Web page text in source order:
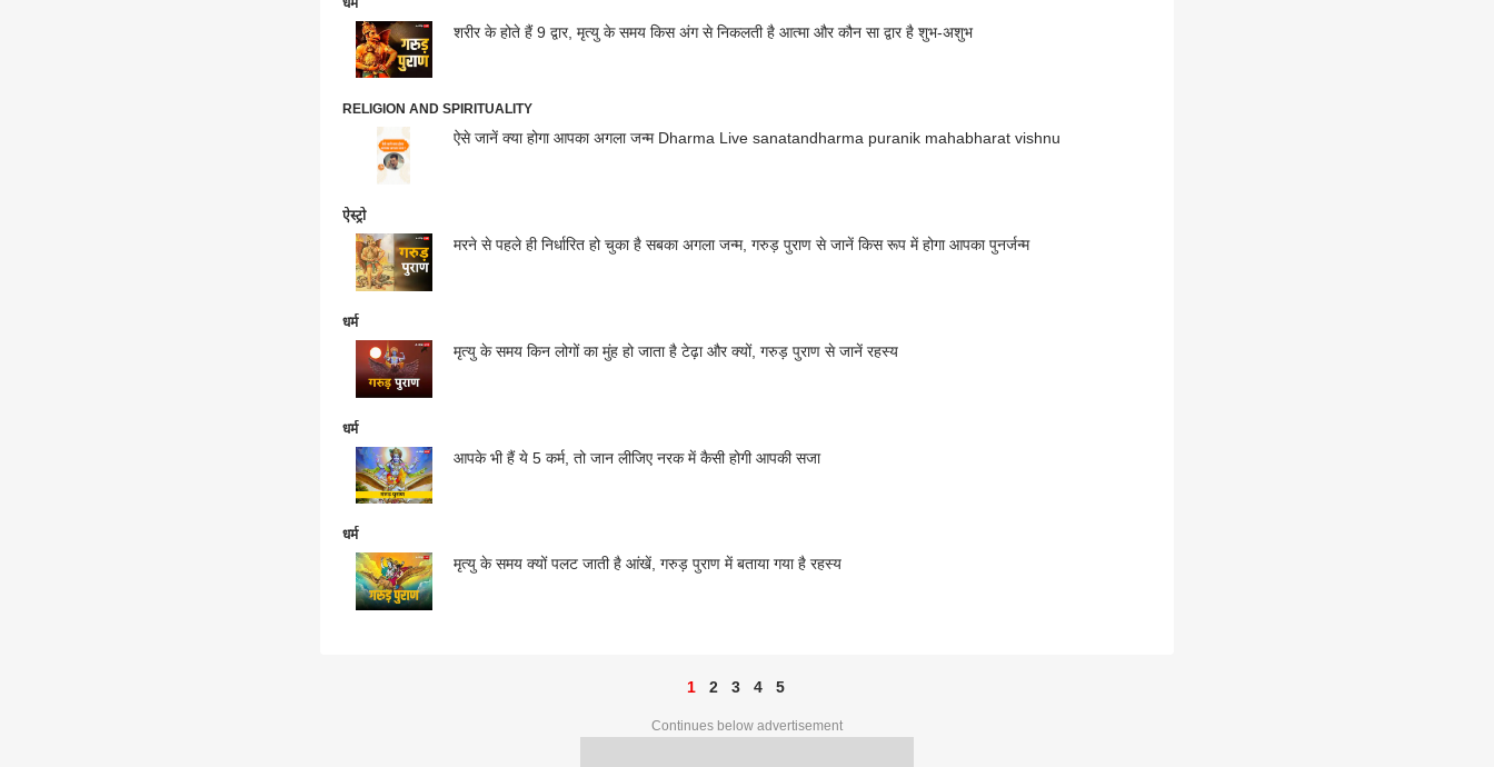
शरीर के होते हैं 9 द्वार, मृत्यु के समय किस अंग से निकलती है आत्मा और कौन सा द्वार है शुभ-अशुभ
RELIGION AND SPIRITUALITY
ऐसे जानें क्या होगा आपका अगला जन्म Dharma Live sanatandharma puranik mahabharat vishnu
ऐस्ट्रो
मरने से पहले ही निर्धारित हो चुका है सबका अगला जन्म, गरुड़ पुराण से जानें किस रूप में होगा आपका पुनर्जन्म
धर्म
मृत्यु के समय किन लोगों का मुंह हो जाता है टेढ़ा और क्यों, गरुड़ पुराण से जानें रहस्य
धर्म
आपके भी हैं ये 5 कर्म, तो जान लीजिए नरक में कैसी होगी आपकी सजा
धर्म
मृत्यु के समय क्यों पलट जाती है आंखें, गरुड़ पुराण में बताया गया है रहस्य
1 2 3 4 5
Continues below advertisement